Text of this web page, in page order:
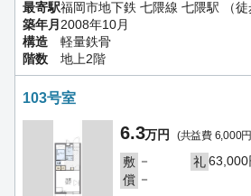
最寄駅福岡市地下鉄 七隈線 七隈駅 （徒
築年月 2008年10月
構造
軽量鉄骨
階数
地上2階
103号室
6.3万円 (共益費 6,000
敷 － 礼63,000
償 －